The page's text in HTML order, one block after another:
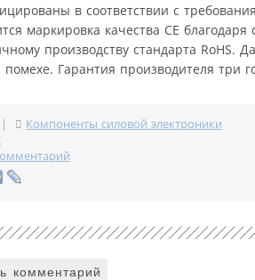
в соответствии с
маркировка качества CE
производству стандарта RoHS.
Гарантия производителя три
|
Компоненты силовой электроники
комментарий